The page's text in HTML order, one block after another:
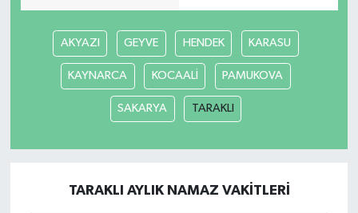
AKYAZI GEYVE HENDEK KARASU
KAYNARCA KOCAALİ PAMUKOVA
SAKARYA TARAKLI
TARAKLI AYLIK NAMAZ VAKITLERI